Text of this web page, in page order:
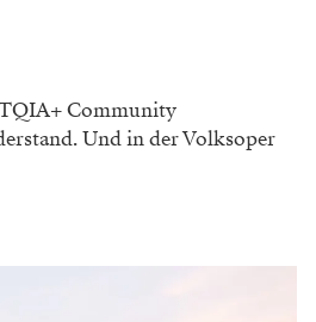
Community
Und in der Volksoper